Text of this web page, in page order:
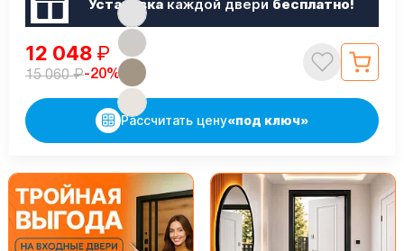
Установкакаждой двери бесплатно!
12 048 ₽
15 060₽-20%
Рассчитать цену«под ключ»